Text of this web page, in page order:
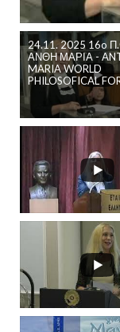
24.11. 2025 16o
ΑΝΘΗ ΜΑΡΙΑ -
MARIA WORLD
PHILOSOFICAL